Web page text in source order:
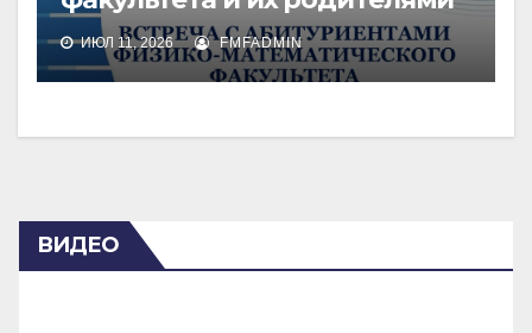
ИЮЛ 11, 2026 FMFADMIN
ВИДЕО